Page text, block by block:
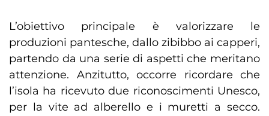
L’obiettivo principale è valorizzare le
produzioni pantesche, dallo zibibbo ai capperi,
partendo da una serie di aspetti che meritano
attenzione. Anzitutto, occorre ricordare che
l’isola ha ricevuto due riconoscimenti Unesco,
per la vite ad alberello e i muretti a secco.